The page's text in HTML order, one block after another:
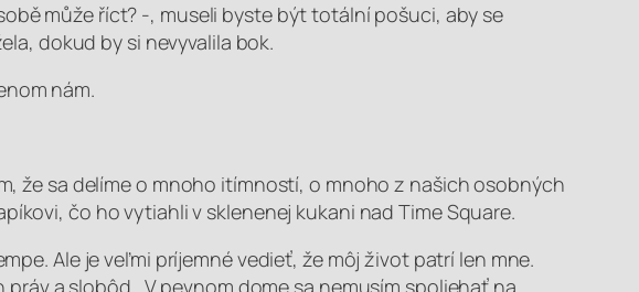
může říct? -, museli byste být totální pošuci, aby se
dokud by si nevyvalila bok.
nám.
že sa delíme o mnoho itímností, o mnoho z našich osobných
čo ho vytiahli v sklenenej kukani nad Time Square.
Ale je veľmi príjemné vedieť, že môj život patrí len mne.